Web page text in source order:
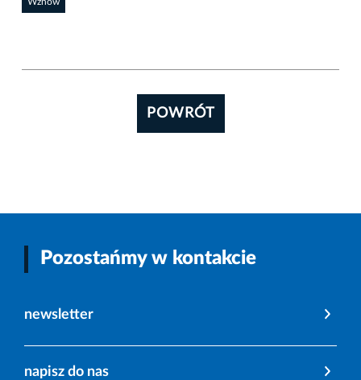
POWRÓT
Pozostańmy w kontakcie
newsletter
napisz do nas